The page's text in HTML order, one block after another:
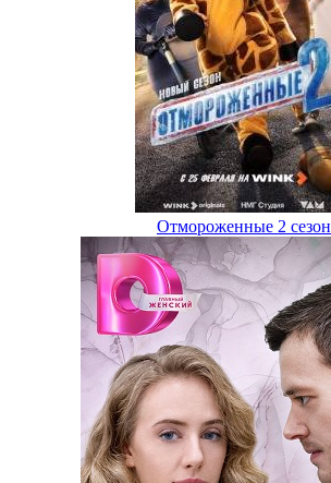
Отмороженные 2 сезон